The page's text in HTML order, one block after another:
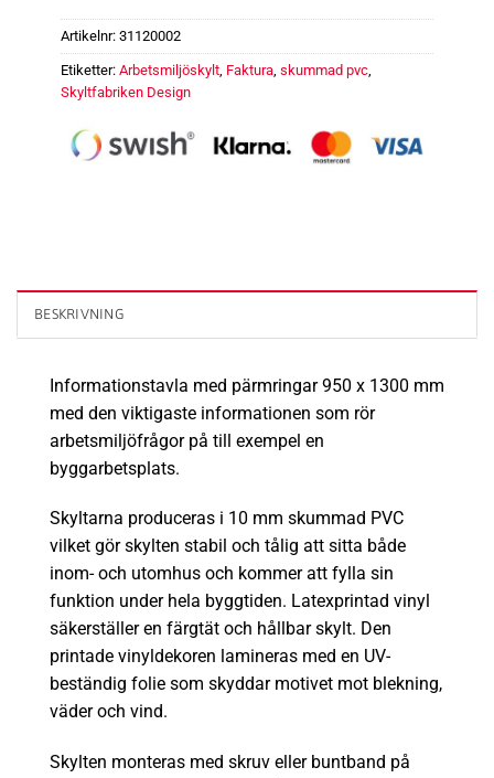
Artikelnr: 31120002
Etiketter: Arbetsmiljöskylt Faktura skummad pvc
Skyltfabriken Design
BESKRIVNING
Informationstavla med pärmringar 950 x 1300 mm
med den viktigaste informationen som rör
arbetsmiljöfrågor på till exempel en
byggarbetsplats.
Skyltarna produceras i 10 mm skummad PVC
vilket gör skylten stabil och tålig att sitta både
inom- och utomhus och kommer att fylla sin
funktion under hela byggtiden. Latexprintad vinyl
säkerställer en färgtät och hållbar skylt. Den
printade vinyldekoren lamineras med en UV-
beständig folie som skyddar motivet mot blekning,
väder och vind.
Skylten monteras med skruv eller buntband på